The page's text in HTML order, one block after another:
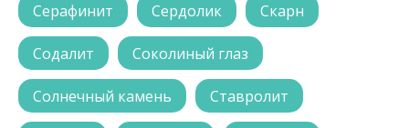
Серафинит Сердолик Скарн
Содалит Соколиный глаз
Солнечный камень Ставролит